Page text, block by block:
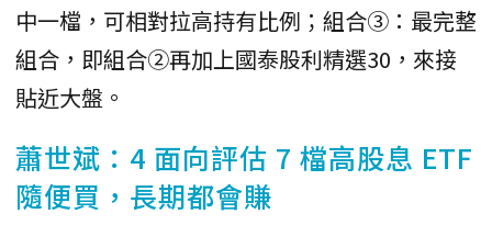
中一檔，可相對拉高持有比例；組合③：最完整
組合，即組合②再加上國泰股利精選30，來接
貼近大盤。
蕭世斌：4 面向評估 7 檔高股息 ETF
隨便買，長期都會賺